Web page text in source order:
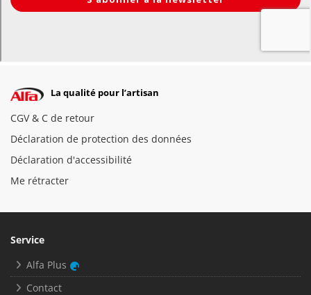
La qualité pour l’artisan
CGV & C de retour
Déclaration de protection des données
Déclaration d'accessibilité
Me rétracter
Service
Alfa Plus
Contact